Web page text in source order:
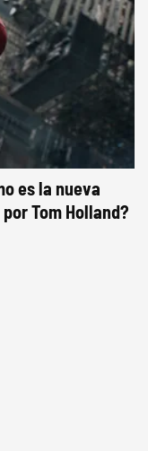
es la nueva
Tom Holland?